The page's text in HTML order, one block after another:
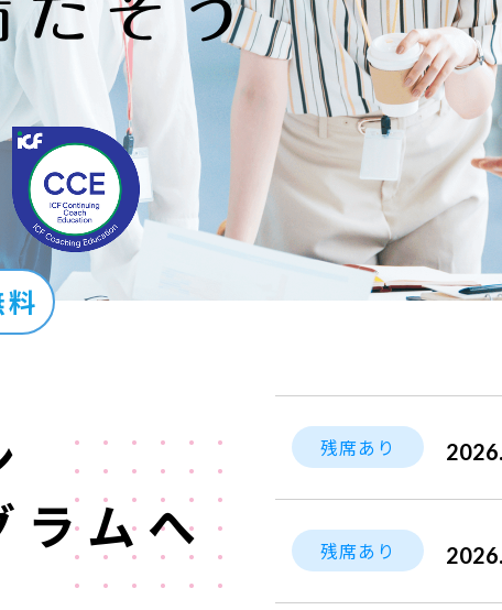
料
ラムへ
残席あり 2026.
残席あり 2026.